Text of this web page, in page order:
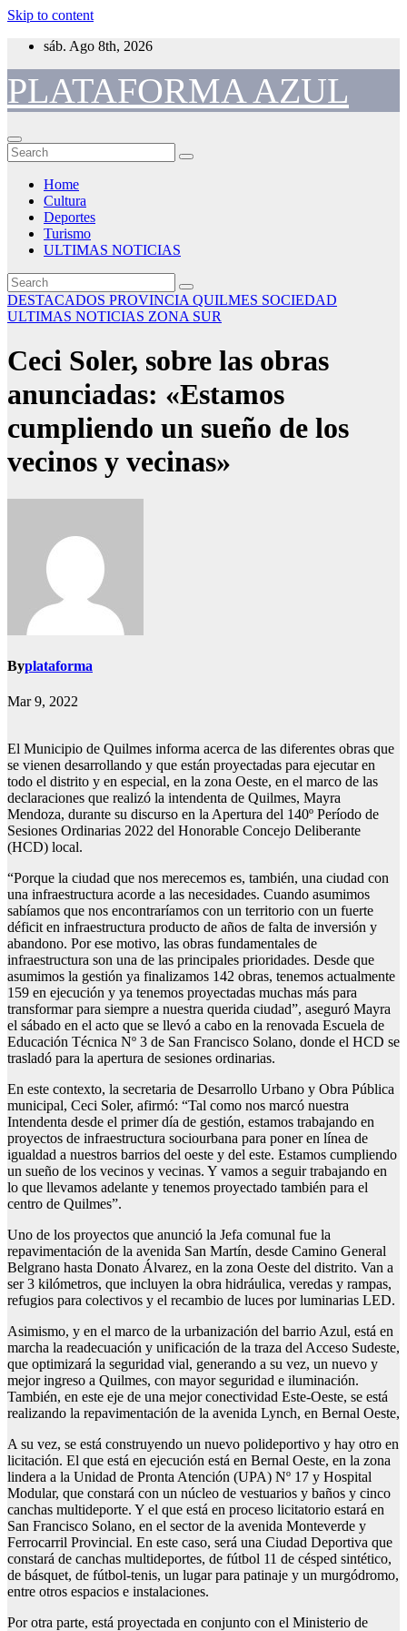
Skip to content
sáb. Ago 8th, 2026
PLATAFORMA AZUL
Home
Cultura
Deportes
Turismo
ULTIMAS NOTICIAS
DESTACADOS PROVINCIA QUILMES SOCIEDAD
ULTIMAS NOTICIAS ZONA SUR
Ceci Soler, sobre las obras
anunciadas: «Estamos
cumpliendo un sueño de los
vecinos y vecinas»
Byplataforma
Mar 9, 2022
El Municipio de Quilmes informa acerca de las diferentes obras que
se vienen desarrollando y que están proyectadas para ejecutar en
todo el distrito y en especial, en la zona Oeste, en el marco de las
declaraciones que realizó la intendenta de Quilmes, Mayra
Mendoza, durante su discurso en la Apertura del 140º Período de
Sesiones Ordinarias 2022 del Honorable Concejo Deliberante
(HCD) local.
“Porque la ciudad que nos merecemos es, también, una ciudad con
una infraestructura acorde a las necesidades. Cuando asumimos
sabíamos que nos encontraríamos con un territorio con un fuerte
déficit en infraestructura producto de años de falta de inversión y
abandono. Por ese motivo, las obras fundamentales de
infraestructura son una de las principales prioridades. Desde que
asumimos la gestión ya finalizamos 142 obras, tenemos actualmente
159 en ejecución y ya tenemos proyectadas muchas más para
transformar para siempre a nuestra querida ciudad”, aseguró Mayra
el sábado en el acto que se llevó a cabo en la renovada Escuela de
Educación Técnica Nº 3 de San Francisco Solano, donde el HCD se
trasladó para la apertura de sesiones ordinarias.
En este contexto, la secretaria de Desarrollo Urbano y Obra Pública
municipal, Ceci Soler, afirmó: “Tal como nos marcó nuestra
Intendenta desde el primer día de gestión, estamos trabajando en
proyectos de infraestructura sociourbana para poner en línea de
igualdad a nuestros barrios del oeste y del este. Estamos cumpliendo
un sueño de los vecinos y vecinas. Y vamos a seguir trabajando en
lo que llevamos adelante y tenemos proyectado también para el
centro de Quilmes”.
Uno de los proyectos que anunció la Jefa comunal fue la
repavimentación de la avenida San Martín, desde Camino General
Belgrano hasta Donato Álvarez, en la zona Oeste del distrito. Van a
ser 3 kilómetros, que incluyen la obra hidráulica, veredas y rampas,
refugios para colectivos y el recambio de luces por luminarias LED.
Asimismo, y en el marco de la urbanización del barrio Azul, está en
marcha la readecuación y unificación de la traza del Acceso Sudeste,
que optimizará la seguridad vial, generando a su vez, un nuevo y
mejor ingreso a Quilmes, con mayor seguridad e iluminación.
También, en este eje de una mejor conectividad Este-Oeste, se está
realizando la repavimentación de la avenida Lynch, en Bernal Oeste,
A su vez, se está construyendo un nuevo polideportivo y hay otro en
licitación. El que está en ejecución está en Bernal Oeste, en la zona
lindera a la Unidad de Pronta Atención (UPA) Nº 17 y Hospital
Modular, que constará con un núcleo de vestuarios y baños y cinco
canchas multideporte. Y el que está en proceso licitatorio estará en
San Francisco Solano, en el sector de la avenida Monteverde y
Ferrocarril Provincial. En este caso, será una Ciudad Deportiva que
constará de canchas multideportes, de fútbol 11 de césped sintético,
de básquet, de fútbol-tenis, un lugar para patinaje y un murgódromo,
entre otros espacios e instalaciones.
Por otra parte, está proyectada en conjunto con el Ministerio de